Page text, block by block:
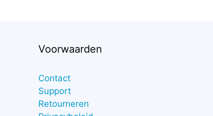
Voorwaarden
Contact
Support
Retourneren